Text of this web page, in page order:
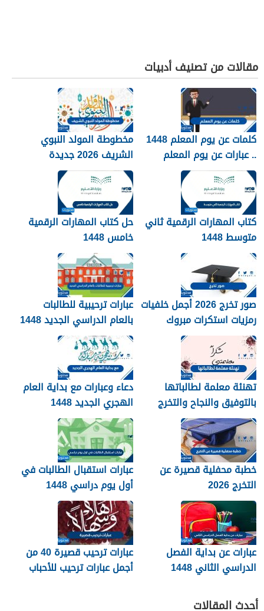
مقالات من تصنيف أدبيات
كلمات عن يوم المعلم 1448
.. عبارات عن يوم المعلم
مكتوبة 1448
مخطوطة المولد النبوي
الشريف 2026 جديدة
كتاب المهارات الرقمية ثاني
متوسط 1448
حل كتاب المهارات الرقمية
خامس 1448
صور تخرج 2026 أجمل خلفيات
رمزيات استكرات مبروك
التخرج 1448
عبارات ترحيبية للطالبات
بالعام الدراسي الجديد 1448
بالصور
تهنئة معلمة لطالباتها
بالتوفيق والنجاح والتخرج
2026
دعاء وعبارات مع بداية العام
الهجري الجديد 1448
خطبة محفلية قصيرة عن
التخرج 2026
عبارات استقبال الطالبات في
أول يوم دراسي 1448
عبارات عن بداية الفصل
الدراسي الثاني 1448
عبارات ترحيب قصيرة 40 من
أجمل عبارات ترحيب للأحباب
أحدث المقالات